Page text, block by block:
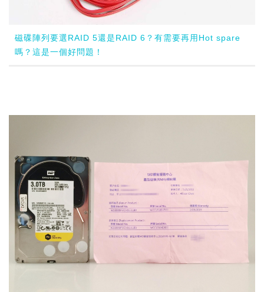
磁碟陣列要選RAID 5還是RAID 6？有需要再用Hot spare
嗎？這是一個好問題！